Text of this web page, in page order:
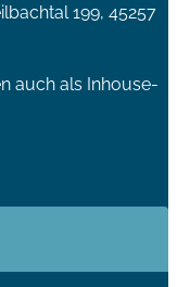
199, 45257
auch als Inhouse-